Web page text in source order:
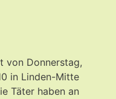
von Donnerstag,
in Linden-Mitte
Täter haben an